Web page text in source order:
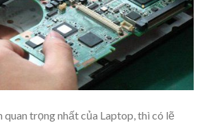
quan trọng nhất của Laptop, thì có lẽ